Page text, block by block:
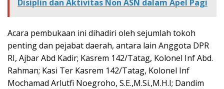
Disiplin dan Aktivitas Non ASN dalam Apel Pagi
Acara pembukaan ini dihadiri oleh sejumlah tokoh
penting dan pejabat daerah, antara lain Anggota DPR
RI, Ajbar Abd Kadir; Kasrem 142/Tatag, Kolonel Inf Abd.
Rahman; Kasi Ter Kasrem 142/Tatag, Kolonel Inf
Mochamad Arlutfi Noegroho, S.E.,M.Si.,M.H.I; Dandim